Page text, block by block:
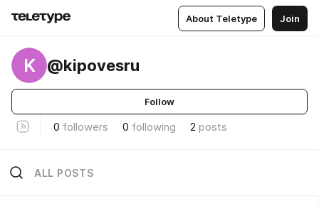
About Teletype Join
K @kipovesru
Follow
0 followers 0 following 2 posts
ALL POSTS